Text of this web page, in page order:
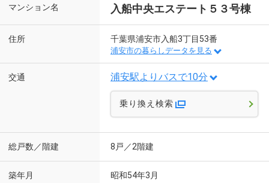
マンション名 入船中央エステート５３号棟
住所 千葉県浦安市入船3丁目53番
浦安市の暮らしデータを見る
交通 浦安駅よりバスで10分
乗り換え検索
総戸数／階建 8戸／2階建
築年月 昭和54年3月